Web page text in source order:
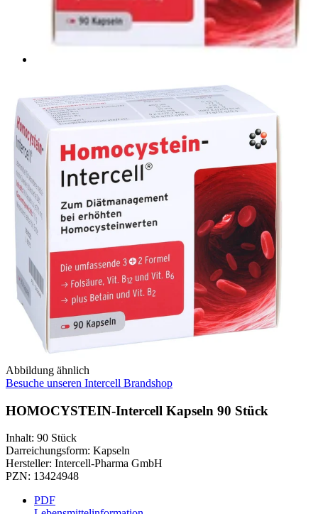
Abbildung ähnlich
Besuche unseren Intercell Brandshop
HOMOCYSTEIN-Intercell Kapseln 90 Stück
Inhalt: 90 Stück
Darreichungsform: Kapseln
Hersteller: Intercell-Pharma GmbH
PZN: 13424948
PDF